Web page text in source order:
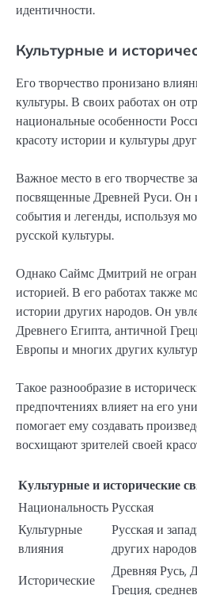
идентичности.
Культурные и
Его творчество пронизано
культуры. В своих работах он
национальные особенности
красоту истории и культуры
Важное место в его творчестве
посвященные Древней Руси. Он
события и легенды, используя
русской культуры.
Однако Саймс Дмитрий не
историей. В его работах также
истории других народов. Он
Древнего Египта, античной
Европы и многих других
Такое разнообразие в
предпочтениях влияет на его
помогает ему создавать
восхищают зрителей своей
Культурные и исторические
НациональностьРусская
Культурные
влияния
Русская и
других народов
Исторические
Древняя Русь,
Греция,